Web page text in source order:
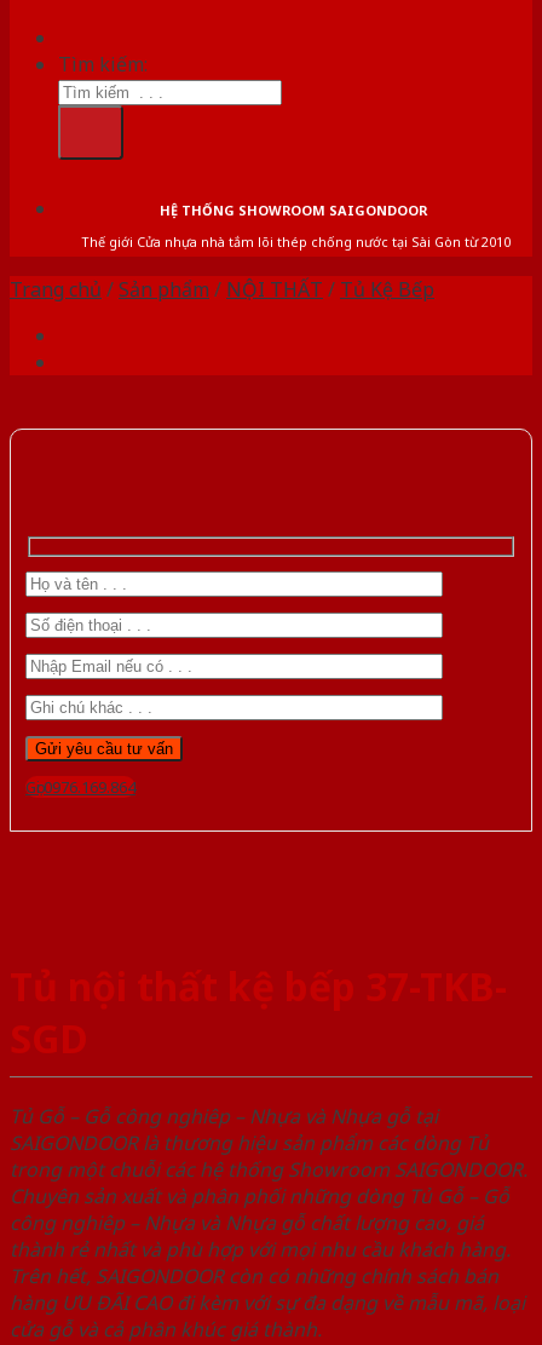
Tìm kiếm:
HỆ THỐNG SHOWROOM SAIGONDOOR
Thế giới Cửa nhựa nhà tắm lõi thép chống nước tại Sài Gòn từ 2010
Trang chủ /Sản phẩm / NỘI THẤT / Tủ Kệ Bếp
Gọi 0976.169.864
Tủ nội thất kệ bếp 37-TKB-
SGD
Tủ Gỗ – Gỗ công nghiêp – Nhựa và Nhựa gỗ tại
SAIGONDOOR là thương hiệu sản phẩm các dòng Tủ
trong một chuỗi các hệ thống Showroom SAIGONDOOR.
Chuyên sản xuất và phân phối những dòng Tủ Gỗ – Gỗ
công nghiêp – Nhựa và Nhựa gỗ chất lượng cao, giá
thành rẻ nhất và phù hợp với mọi nhu cầu khách hàng.
Trên hết, SAIGONDOOR còn có những chính sách bán
hàng ƯU ĐÃI CAO đi kèm với sự đa dạng về mẫu mã, loại
cửa gỗ và cả phân khúc giá thành.